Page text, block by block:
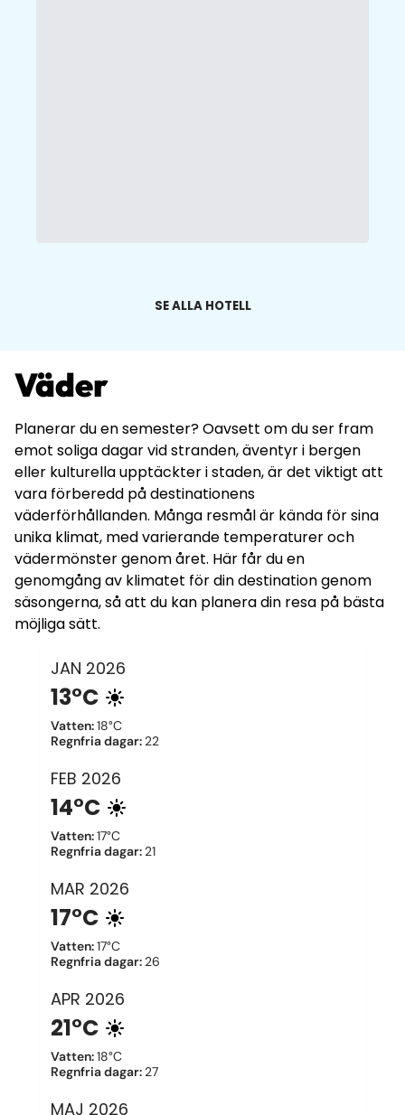
SE ALLA HOTELL
Väder
Planerar du en semester? Oavsett om du ser fram
emot soliga dagar vid stranden, äventyr i bergen
eller kulturella upptäckter i staden, är det viktigt att
vara förberedd på destinationens
väderförhållanden. Många resmål är kända för sina
unika klimat, med varierande temperaturer och
vädermönster genom året. Här får du en
genomgång av klimatet för din destination genom
säsongerna, så att du kan planera din resa på bästa
möjliga sätt.
JAN 2026
13°C
Vatten:18°C
Regnfria dagar: 22
FEB 2026
14°C
Vatten:17°C
Regnfria dagar: 21
MAR 2026
17°C
Vatten:17°C
Regnfria dagar: 26
APR 2026
21°C
Vatten:18°C
Regnfria dagar: 27
MAJ 2026